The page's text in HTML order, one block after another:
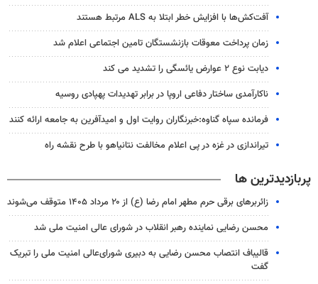
آفت‌کش‌ها با افزایش خطر ابتلا به ALS مرتبط هستند
زمان پرداخت معوقات بازنشستگان تامین اجتماعی اعلام شد
دیابت نوع ۲ عوارض یائسگی را تشدید می کند
ناکارآمدی ساختار دفاعی اروپا در برابر تهدیدات پهپادی روسیه
فرمانده سپاه گناوه:خبرنگاران روایت اول و امیدآفرین به جامعه ارائه کنند
تیراندازی در غزه در پی اعلام مخالفت نتانیاهو با طرح نقشه راه
پربازدیدترین ها
زائربرهای برقی حرم مطهر امام رضا (ع) از ۲۰ مرداد ۱۴۰۵ متوقف می‌شوند
محسن رضایی نماینده رهبر انقلاب در شورای عالی امنیت ملی شد
قالیباف انتصاب محسن رضایی به دبیری شورای‌عالی امنیت ملی را تبریک
گفت